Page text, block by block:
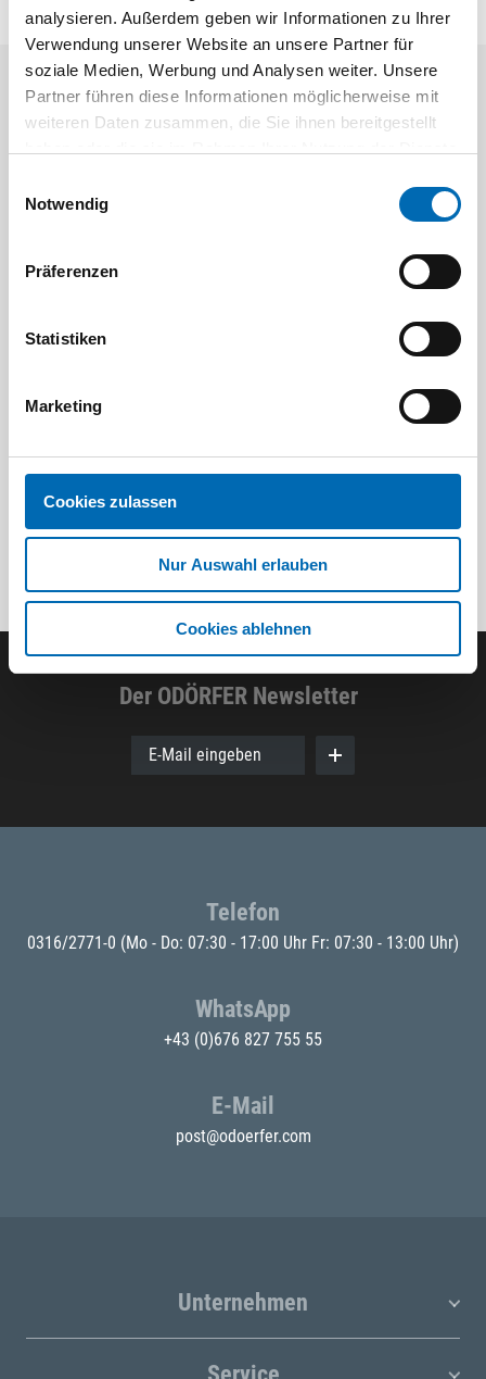
analysieren. Außerdem geben wir Informationen zu Ihrer
Verwendung unserer Website an unsere Partner für
soziale Medien, Werbung und Analysen weiter. Unsere
Partner führen diese Informationen möglicherweise mit
weiteren Daten zusammen, die Sie ihnen bereitgestellt
Notwendig
Präferenzen
Statistiken
Marketing
Cookies zulassen
Nur Auswahl erlauben
Cookies ablehnen
Aktuelle Angebote
SELFCLEAN Filtersack SC FIS-CT Bit-
Artikel-Nr.
Der ODÖRFER Newsletter
E-Mail eingeben
Telefon
0316/2771-0 (Mo - Do: 07:30 - 17:00 Uhr Fr: 07:30 - 13:00 Uhr)
WhatsApp
+43 (0)676 827 755 55
E-Mail
post@odoerfer.com
Unternehmen